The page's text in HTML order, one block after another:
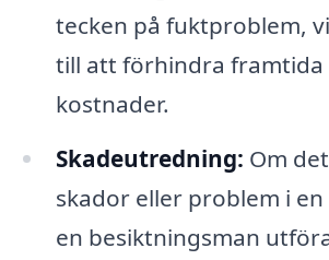
tecken på fuktproblem,
till att förhindra framtida
kostnader.
Skadeutredning: Om
skador eller problem i
en besiktningsman